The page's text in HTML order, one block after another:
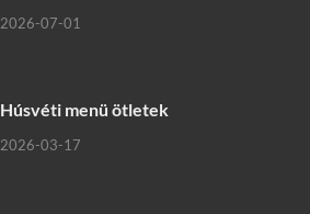
2026-07-01
Húsvéti menü ötletek
2026-03-17